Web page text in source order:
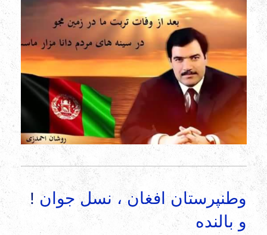
! وطنپرستان افغان ، نسل جوان
و بالنده